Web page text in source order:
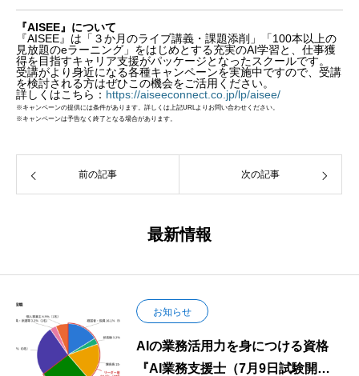
『AISEE』について
『AISEE』は「３か月のライブ講義・課題添削」「100本以上の
見放題のeラーニング」をはじめとする充実のAI学習と、仕事獲
得を目指すキャリア支援がパッケージとなったスクールです。
受講がより身近になる各種キャンペーンを実施中ですので、受講
を検討される方はぜひこの機会をご活用ください。
詳しくはこちら： https://aiseeconnect.co.jp/lp/aisee/
※キャンペーンの提供には条件があります。詳しくは上記URLよりお問い合わせください。
※キャンペーンは予告なく終了となる場合があります。
前の記事 次の記事
最新情報
お知らせ
AIの業務活用力を身につける資格
『AI業務支援士（7月9日試験開